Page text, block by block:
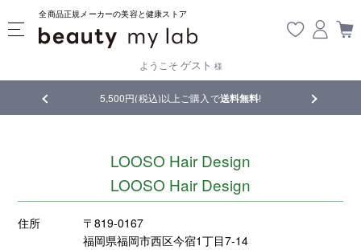
全商品正規メーカーの美容と健康ストア
ようこそ ゲスト 様
5,500円(税込)以上ご購入で送料無料! 【重要】
LOOSO Hair Design
LOOSO Hair Design
住所
〒819-0167
福岡県福岡市西区今宿1丁目7-14